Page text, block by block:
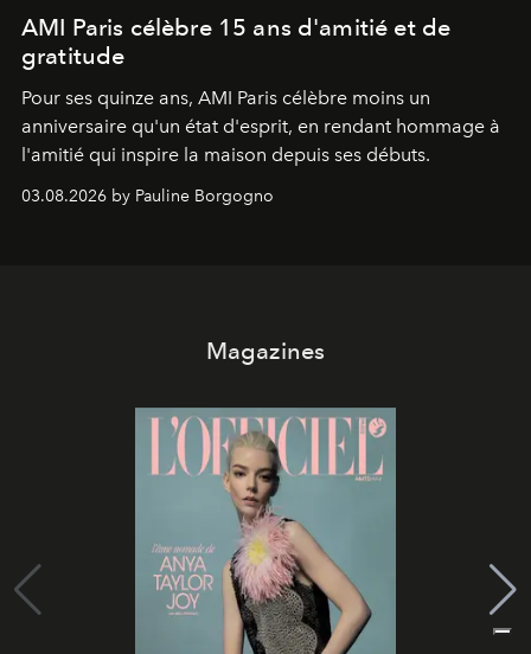
AMI Paris célèbre 15 ans d'amitié et de
gratitude
Pour ses quinze ans, AMI Paris célèbre moins un
anniversaire qu'un état d'esprit, en rendant hommage à
l'amitié qui inspire la maison depuis ses débuts.
03.08.2026 by Pauline Borgogno
Magazines